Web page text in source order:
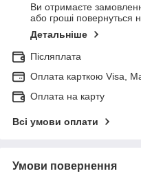
Ви отримаєте
або гроші повернуться
Детальніше
Післяплата
Оплата карткою Visa,
Оплата на карту
Всі умови оплати
Умови повернення